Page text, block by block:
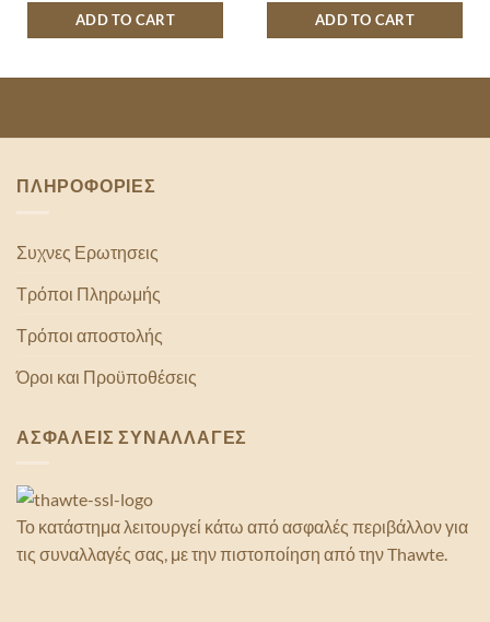
ADD TO CART ADD TO CART
ΠΛΗΡΟΦΟΡΙΕΣ
Συχνες Ερωτησεις
Τρόποι Πληρωμής
Τρόποι αποστολής
Όροι και Προϋποθέσεις
ΑΣΦΑΛΕΙΣ ΣΥΝΑΛΛΑΓΕΣ
Το κατάστημα λειτουργεί κάτω από ασφαλές περιβάλλον για
τις συναλλαγές σας, με την πιστοποίηση από την Thawte.